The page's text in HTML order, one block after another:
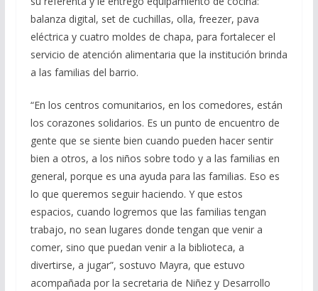
balanza digital, set de cuchillas, olla, freezer, pava
eléctrica y cuatro moldes de chapa, para fortalecer el
servicio de atención alimentaria que la institución brinda
a las familias del barrio.
“En los centros comunitarios, en los comedores, están
los corazones solidarios. Es un punto de encuentro de
gente que se siente bien cuando pueden hacer sentir
bien a otros, a los niños sobre todo y a las familias en
general, porque es una ayuda para las familias. Eso es
lo que queremos seguir haciendo. Y que estos
espacios, cuando logremos que las familias tengan
trabajo, no sean lugares donde tengan que venir a
comer, sino que puedan venir a la biblioteca, a
divertirse, a jugar”, sostuvo Mayra, que estuvo
acompañada por la secretaria de Niñez y Desarrollo